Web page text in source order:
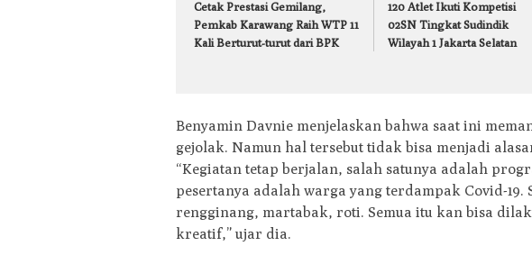
Cetak Prestasi Gemilang,
Pemkab Karawang Raih WTP 11
Kali Berturut-turut dari BPK
120 Atlet Ikuti Kompetisi
02SN Tingkat Sudindik
Wilayah 1 Jakarta Selatan
Benyamin Davnie menjelaskan bahwa saat ini
gejolak. Namun hal tersebut tidak bisa menjadi
“Kegiatan tetap berjalan, salah satunya adalah
pesertanya adalah warga yang terdampak Covid-
rengginang, martabak, roti. Semua itu kan bisa
kreatif,” ujar dia.